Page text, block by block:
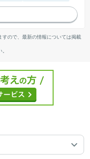
ので、最新の情報については掲載